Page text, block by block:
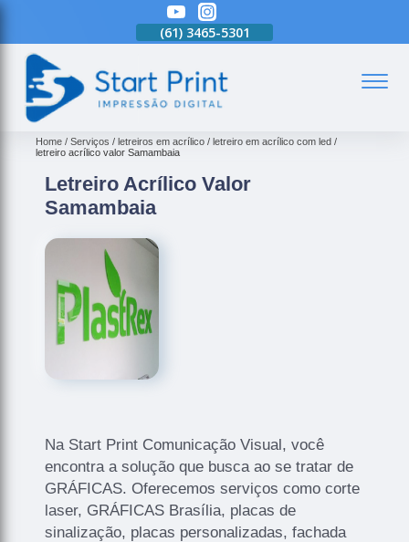
(61)3465-5301
Home Serviços letreiros em acrílico
letreiro em acrílico com led
letreiro acrílico valor Samambaia
Letreiro Acrílico Valor
Samambaia
Na Start Print Comunicação Visual, você
encontra a solução que busca ao se tratar de
GRÁFICAS. Oferecemos serviços como corte
laser, GRÁFICAS Brasília, placas de
sinalização, placas personalizadas, fachada